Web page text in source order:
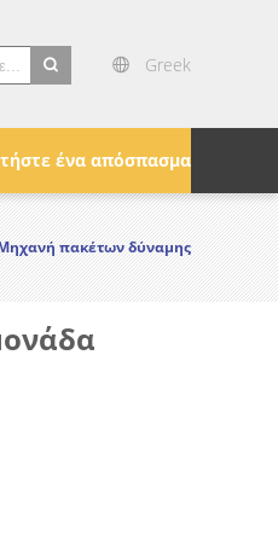
Greek
ένα απόσπασμα
πακέτων δύναμης